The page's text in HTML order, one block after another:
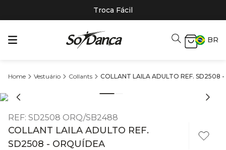
Troca Fácil
BR
Vestuário Collants COLLANT LAILA ADULTO REF. SD2508
REF: SD2508 ORQ/SB2488
COLLANT LAILA ADULTO REF.
SD2508 - ORQUÍDEA